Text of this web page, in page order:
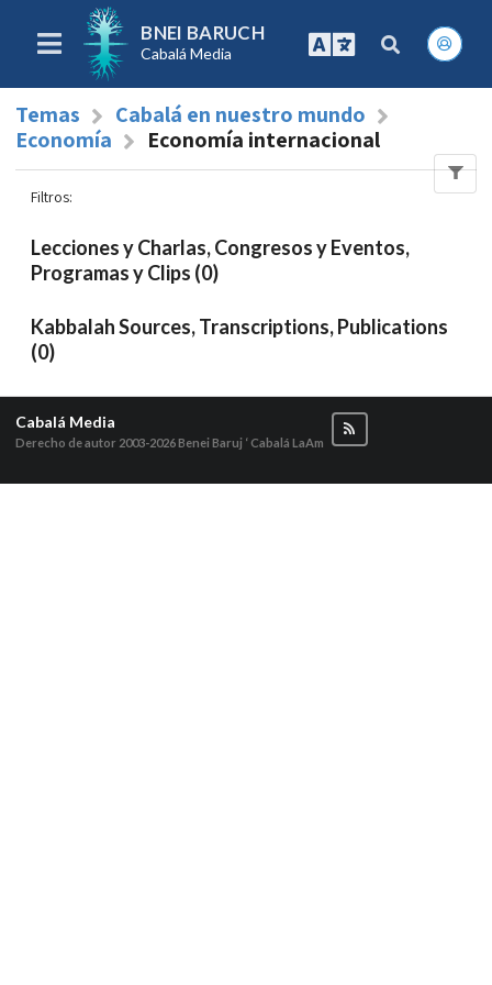
BNEI BARUCH
Cabalá Media
Temas
Cabalá en nuestro mundo
Economía
Economía internacional
Filtros:
Lecciones y Charlas, Congresos y Eventos,
Programas y Clips (0)
Kabbalah Sources, Transcriptions, Publications
(0)
Cabalá Media
Derecho de autor 2003-2026Benei Baruj ‘ Cabalá LaAm